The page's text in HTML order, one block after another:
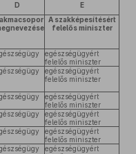
D
E
A szakképesítésért
felelős miniszter
egészségügyért
felelős miniszter
egészségügyért
felelős miniszter
egészségügyért
felelős miniszter
egészségügyért
felelős miniszter
egészségügyért
felelős miniszter
egészségügyért